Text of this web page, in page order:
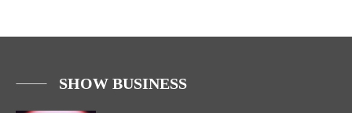
SHOW BUSINESS